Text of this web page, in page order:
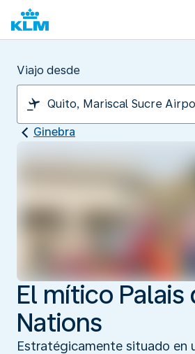
Viajo desde
Ginebra
El mítico Palais
Nations
Estratégicamente situado en